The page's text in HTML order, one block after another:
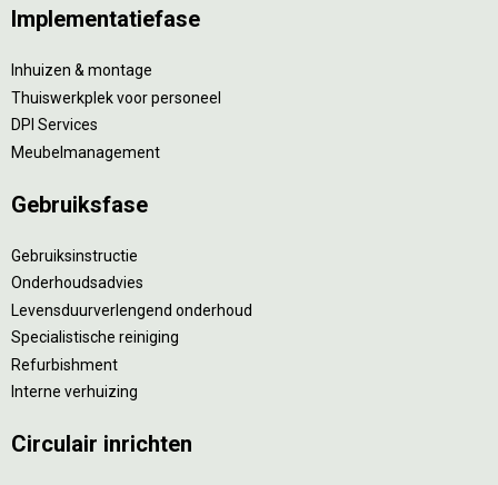
Implementatiefase
Inhuizen & montage
Thuiswerkplek voor personeel
DPI Services
Meubelmanagement
Gebruiksfase
Gebruiksinstructie
Onderhoudsadvies
Levensduurverlengend onderhoud
Specialistische reiniging
Refurbishment
Interne verhuizing
Circulair inrichten